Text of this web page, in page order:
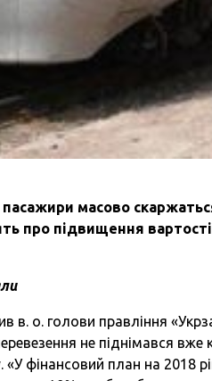
масово
про підвищення
о. голови правління
не піднімався вже
«У фінансовий план на 2018